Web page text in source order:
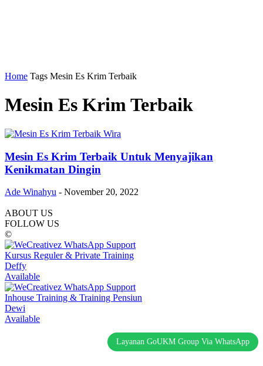
Home Tags Mesin Es Krim Terbaik
Mesin Es Krim Terbaik
Mesin Es Krim Terbaik Untuk Menyajikan
Kenikmatan Dingin
Ade Winahyu - November 20, 2022
ABOUT US
FOLLOW US
©
Kursus Reguler & Private Training
Deffy
Available
Inhouse Training & Training Pensiun
Dewi
Available
Layanan GoUKM Group Via WhatsApp